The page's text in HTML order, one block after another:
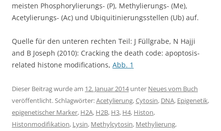
meisten Phosphorylierungs- (P), Methylierungs- (Me),
Acetylierungs- (Ac) und Ubiquitinierungsstellen (Ub) auf.
Quelle für den unteren rechten Teil: J Füllgrabe, N Hajji
and B Joseph (2010): Cracking the death code: apoptosis-
related histone modifications, Abb. 1
Dieser Beitrag wurde am 12. Januar 2014unter Neues vom Buch
veröffentlicht. Schlagwörter:Acetylierung,Cytosin, DNA, Epigenetik,
epigenetischer Marker, H2A, H2B, H3, H4, Histon,
Histonmodifikation, Lysin, Methylcytosin, Methylierung,